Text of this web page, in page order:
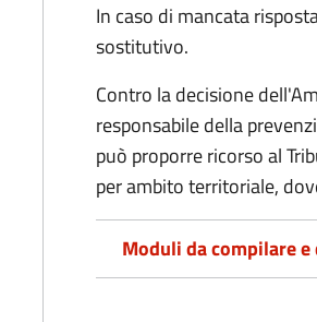
In caso di mancata
sostitutivo.
Contro la decisione
responsabile della
può proporre ricorso al
per ambito territoriale,
Moduli da compilare